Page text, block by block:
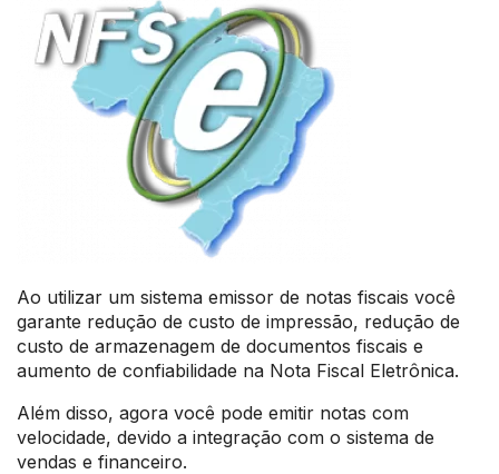
Ao utilizar um sistema emissor de notas fiscais você
garante redução de custo de impressão, redução de
custo de armazenagem de documentos fiscais e
aumento de confiabilidade na Nota Fiscal Eletrônica.
Além disso, agora você pode emitir notas com
velocidade, devido a integração com o sistema de
vendas e financeiro.